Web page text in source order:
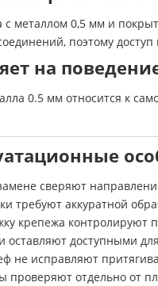
с металлом 0,5 мм и
поэтому
на
0.5 мм относится к
сверяют
требуют аккуратной
крепежа контролируют
оставляют доступными
не исправляют
проверяют отдельно от